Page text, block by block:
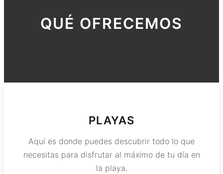
QUÉ OFRECEMOS
PLAYAS
Aquí es donde puedes descubrir todo lo que
necesitas para disfrutar al máximo de tu día en
la playa.